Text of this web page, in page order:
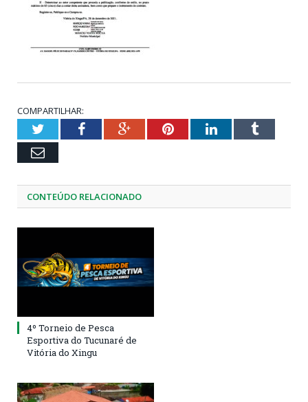
COMPARTILHAR:
TwitterFacebookGoogle+PinterestLinkedInTumblr
Email
CONTEÚDO RELACIONADO
4º Torneio de Pesca
Esportiva do Tucunaré de
Vitória do Xingu